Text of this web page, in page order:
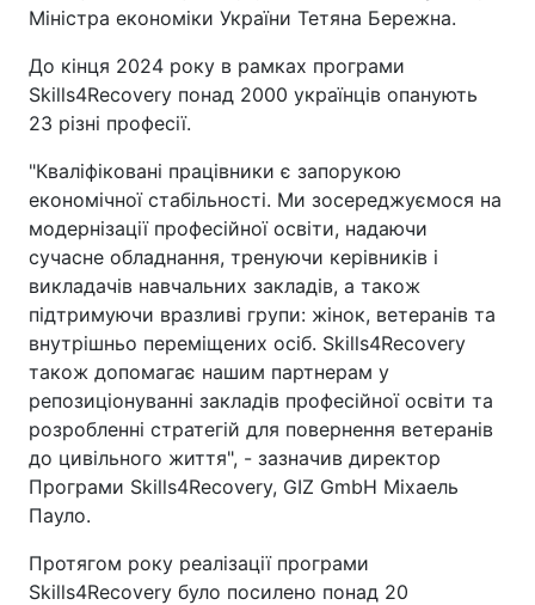
Міністра економіки України Тетяна Бережна.
До кінця 2024 року в рамках програми
Skills4Recovery понад 2000 українців опанують
23 різні професії.
"Кваліфіковані працівники є запорукою
економічної стабільності. Ми зосереджуємося на
модернізації професійної освіти, надаючи
сучасне обладнання, тренуючи керівників і
викладачів навчальних закладів, а також
підтримуючи вразливі групи: жінок, ветеранів та
внутрішньо переміщених осіб. Skills4Recovery
також допомагає нашим партнерам у
репозиціонуванні закладів професійної освіти та
розробленні стратегій для повернення ветеранів
до цивільного життя", - зазначив директор
Програми Skills4Recovery, GIZ GmbH Міхаель
Пауло.
Протягом року реалізації програми
Skills4Recovery було посилено понад 20